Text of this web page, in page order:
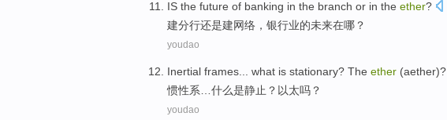
IS the future of banking in the branch or in the ether?
建分行还是建网络 ， 银行业的未来在哪？
youdao
Inertial frames what is stationary? The ether (aether)?
惯性系… 什么是静止 ？ 以太吗？
youdao